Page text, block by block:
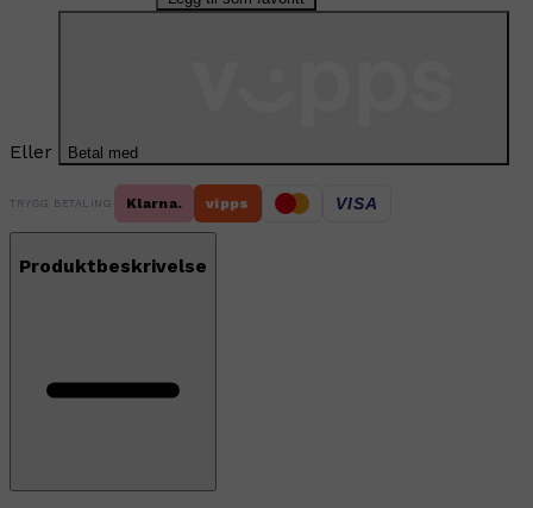
Eller Betal med
TRYGG BETALING Klarna. vipps VISA
Produktbeskrivelse